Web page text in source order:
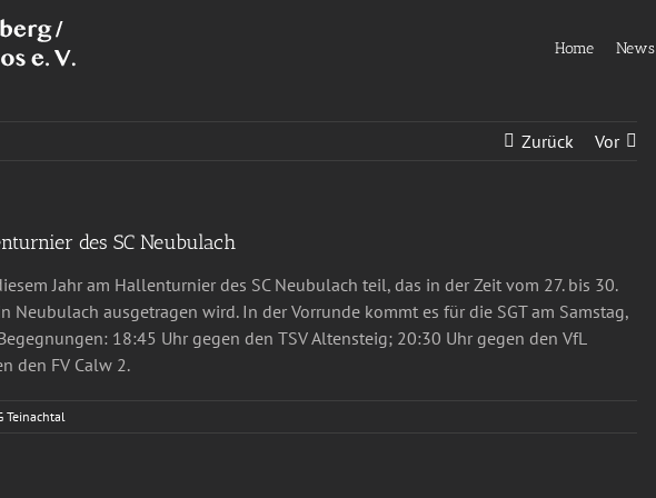
Home News
Zurück Vor
des SC Neubulach
Jahr am Hallenturnier des SC Neubulach teil, das in der Zeit vom 27. bis 30.
Neubulach ausgetragen wird. In der Vorrunde kommt es für die SGT am Samstag,
18:45 Uhr gegen den TSV Altensteig; 20:30 Uhr gegen den VfL
den FV Calw 2.
Teinachtal